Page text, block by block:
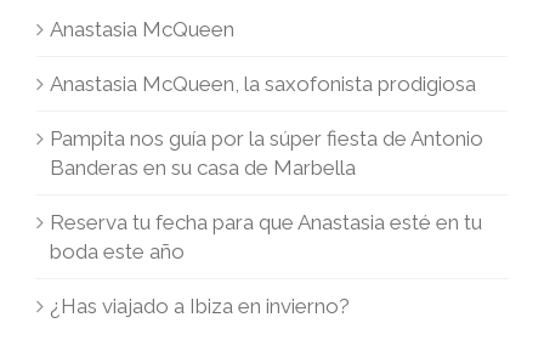
Anastasia McQueen
Anastasia McQueen, la saxofonista prodigiosa
Pampita nos guía por la súper fiesta de Antonio
Banderas en su casa de Marbella
Reserva tu fecha para que Anastasia esté en tu
boda este año
¿Has viajado a Ibiza en invierno?